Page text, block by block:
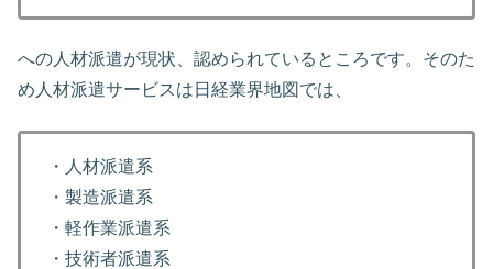
への人材派遣が現状、認められているところです。そのた
め人材派遣サービスは日経業界地図では、
・人材派遣系
・製造派遣系
・軽作業派遣系
・技術者派遣系